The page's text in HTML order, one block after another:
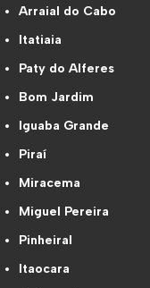
Arraial do Cabo
Itatiaia
Paty do Alferes
Bom Jardim
Iguaba Grande
Piraí
Miracema
Miguel Pereira
Pinheiral
Itaocara